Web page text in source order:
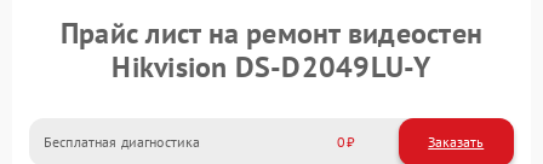
Прайс лист на ремонт видеостен
Hikvision DS‑D2049LU‑Y
Бесплатная диагностика 0 Заказать